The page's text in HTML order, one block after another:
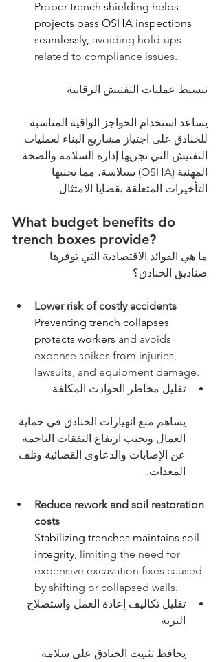
Proper trench shielding helps
projects pass OSHA inspections
seamlessly, avoiding hold-ups
related to compliance issues.
تبسيط عمليات التفتيش الرقابية
يساعد استخدام الحواجز الواقية المناسبة
للخنادق على اجتياز مشاريع البناء لعمليات
التفتيش التي تجريها إدارة السلامة والصحة
المهنية (OSHA) بسلاسة، مما يجنبها
التأخيرات المتعلقة بقضايا الامتثال.
What budget benefits do
trench boxes provide?
ما هي الفوائد الاقتصادية التي توفرها
صناديق الخنادق؟
Lower risk of costly accidents
Preventing trench collapses
protects workers and avoids
expense spikes from injuries,
lawsuits, and equipment damage.
تقليل مخاطر الحوادث المكلفة
يساهم منع انهيارات الخنادق في حماية
العمال وتجنب ارتفاع النفقات الناجمة
عن الإصابات والدعاوى القضائية وتلف
المعدات.
Reduce rework and soil restoration
costs
Stabilizing trenches maintains soil
integrity, limiting the need for
expensive excavation fixes caused
by shifting or collapsed walls.
تقليل تكاليف إعادة العمل واستصلاح
التربة
يحافظ تثبيت الخنادق على سلامة